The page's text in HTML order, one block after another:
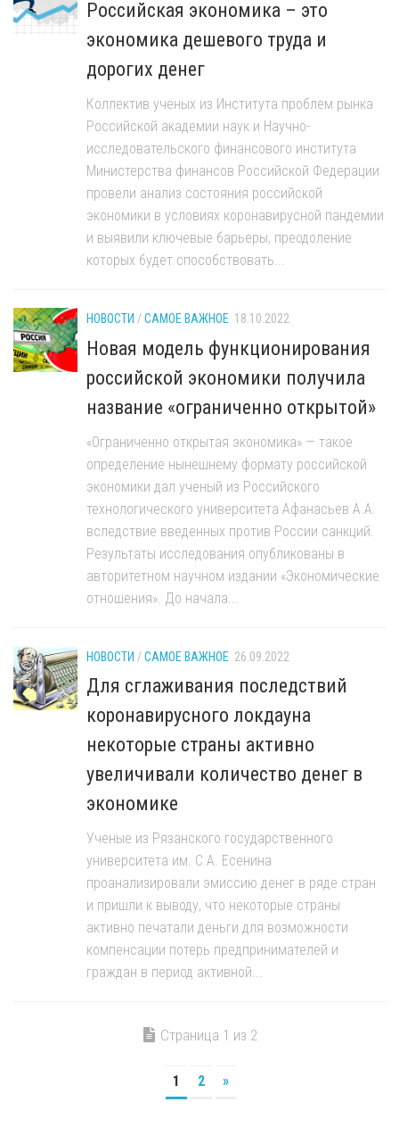
Российская экономика – это
экономика дешевого труда и
дорогих денег
Коллектив ученых из Института проблем рынка
Российской академии наук и Научно-
исследовательского финансового института
Министерства финансов Российской Федерации
провели анализ состояния российской
экономики в условиях коронавирусной пандемии
и выявили ключевые барьеры, преодоление
которых будет способствовать...
НОВОСТИ /САМОЕ ВАЖНОЕ 18.10.2022
Новая модель функционирования
российской экономики получила
название «ограниченно открытой»
«Ограниченно открытая экономика» — такое
определение нынешнему формату российской
экономики дал ученый из Российского
технологического университета Афанасьев А.А.
вследствие введенных против России санкций.
Результаты исследования опубликованы в
авторитетном научном издании «Экономические
отношения». До начала...
НОВОСТИ /САМОЕ ВАЖНОЕ 26.09.2022
Для сглаживания последствий
коронавирусного локдауна
некоторые страны активно
увеличивали количество денег в
экономике
Ученые из Рязанского государственного
университета им. С.А. Есенина
проанализировали эмиссию денег в ряде стран
и пришли к выводу, что некоторые страны
активно печатали деньги для возможности
компенсации потерь предпринимателей и
граждан в период активной...
Страница 1 из 2
1 2 »